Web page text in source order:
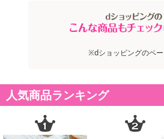
※dショッピングのペー
人気商品ランキング